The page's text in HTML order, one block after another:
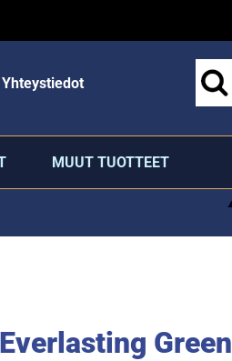
Yhteystiedot
MUUT TUOTTEET
Green